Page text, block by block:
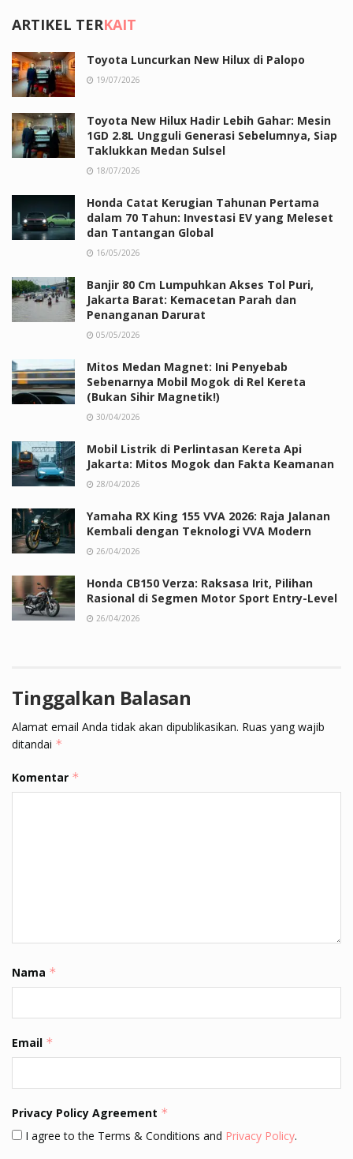
ARTIKEL TERKAIT
Toyota Luncurkan New Hilux di Palopo
19/07/2026
Toyota New Hilux Hadir Lebih Gahar: Mesin
1GD 2.8L Ungguli Generasi Sebelumnya, Siap
Taklukkan Medan Sulsel
18/07/2026
Honda Catat Kerugian Tahunan Pertama
dalam 70 Tahun: Investasi EV yang Meleset
dan Tantangan Global
16/05/2026
Banjir 80 Cm Lumpuhkan Akses Tol Puri,
Jakarta Barat: Kemacetan Parah dan
Penanganan Darurat
05/05/2026
Mitos Medan Magnet: Ini Penyebab
Sebenarnya Mobil Mogok di Rel Kereta
(Bukan Sihir Magnetik!)
30/04/2026
Mobil Listrik di Perlintasan Kereta Api
Jakarta: Mitos Mogok dan Fakta Keamanan
28/04/2026
Yamaha RX King 155 VVA 2026: Raja Jalanan
Kembali dengan Teknologi VVA Modern
26/04/2026
Honda CB150 Verza: Raksasa Irit, Pilihan
Rasional di Segmen Motor Sport Entry-Level
26/04/2026
Tinggalkan Balasan
Alamat email Anda tidak akan dipublikasikan. Ruas yang wajib
ditandai *
Komentar *
Nama *
Email *
Privacy Policy Agreement *
I agree to the Terms & Conditions and Privacy Policy.